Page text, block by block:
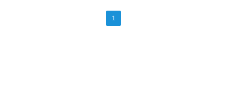
1